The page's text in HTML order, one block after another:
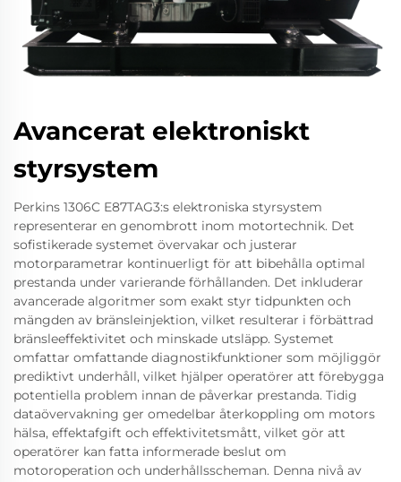
Avancerat elektroniskt
styrsystem
Perkins 1306C E87TAG3:s elektroniska styrsystem
representerar en genombrott inom motortechnik. Det
sofistikerade systemet övervakar och justerar
motorparametrar kontinuerligt för att bibehålla optimal
prestanda under varierande förhållanden. Det inkluderar
avancerade algoritmer som exakt styr tidpunkten och
mängden av bränsleinjektion, vilket resulterar i förbättrad
bränsleeffektivitet och minskade utsläpp. Systemet
omfattar omfattande diagnostikfunktioner som möjliggör
prediktivt underhåll, vilket hjälper operatörer att förebygga
potentiella problem innan de påverkar prestanda. Tidig
dataövervakning ger omedelbar återkoppling om motors
hälsa, effektafgift och effektivitetsmått, vilket gör att
operatörer kan fatta informerade beslut om
motoroperation och underhållsscheman. Denna nivå av